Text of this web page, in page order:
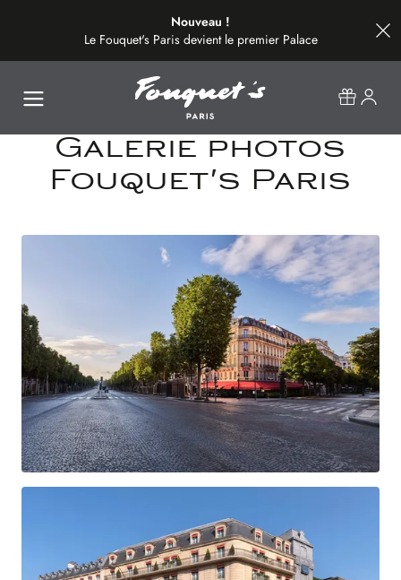
Nouveau !
Le Fouquet's Paris devient le premier Palace
de la plus belle avenue du monde.
Galerie photos
Fouquet's Paris